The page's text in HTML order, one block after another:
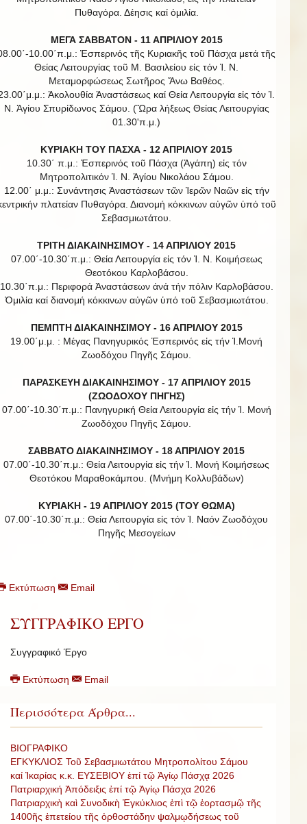
Πυθαγόρα. Δέησις καί ὁμιλία.
ΜΕΓΑ ΣΑΒΒΑΤΟΝ - 11 ΑΠΡΙΛΙΟΥ 2015
10.00΄π.μ.: Ἑσπερινός τῆς Κυριακῆς τοῦ Πάσχα μετά τῆς
Θείας Λειτουργίας τοῦ Μ. Βασιλείου εἰς τόν Ἱ. Ν.
Μεταμορφώσεως Σωτῆρος Ἄνω Βαθέος.
Ἀκολουθία Ἀναστάσεως καί Θεία Λειτουργία εἰς τόν Ἱ.
Ν. Ἁγίου Σπυρίδωνος Σάμου. (Ὣρα λήξεως Θείας Λειτουργίας
01.30'π.μ.)
ΚΥΡΙΑΚΗ ΤΟΥ ΠΑΣΧΑ - 12 ΑΠΡΙΛΙΟΥ 2015
10.30΄ π.μ.: Ἑσπερινός τοῦ Πάσχα (Ἀγάπη) εἰς τόν
Μητροπολιτικόν Ἱ. Ν. Ἁγίου Νικολάου Σάμου.
12.00΄ μ.μ.: Συνάντησις Ἀναστάσεων τῶν Ἱερῶν Ναῶν εἰς τήν
πλατείαν Πυθαγόρα. Διανομή κόκκινων αὐγῶν ὑπό τοῦ
Σεβασμιωτάτου.
ΤΡΙΤΗ ΔΙΑΚΑΙΝΗΣΙΜΟΥ - 14 ΑΠΡΙΛΙΟΥ 2015
07.00΄-10.30΄π.μ.: Θεία Λειτουργία εἰς τόν Ἱ. Ν. Κοιμήσεως
Θεοτόκου Καρλοβάσου.
10.30΄π.μ.: Περιφορά Ἀναστάσεων ἀνά τήν πόλιν Καρλοβάσου.
Ὁμιλία καί διανομή κόκκινων αὐγῶν ὑπό τοῦ Σεβασμιωτάτου.
ΠΕΜΠΤΗ ΔΙΑΚΑΙΝΗΣΙΜΟΥ - 16 ΑΠΡΙΛΙΟΥ 2015
19.00΄μ.μ. : Μέγας Πανηγυρικός Ἑσπερινός εἰς τήν Ἱ.Μονή
Ζωοδόχου Πηγῆς Σάμου.
ΠΑΡΑΣΚΕΥΗ ΔΙΑΚΑΙΝΗΣΙΜΟΥ - 17 ΑΠΡΙΛΙΟΥ 2015
(ΖΩΟΔΟΧΟΥ ΠΗΓΗΣ)
07.00΄-10.30΄π.μ.: Πανηγυρική Θεία Λειτουργία εἰς τήν Ἱ. Μονή
Ζωοδόχου Πηγῆς Σάμου.
ΣΑΒΒΑΤΟ ΔΙΑΚΑΙΝΗΣΙΜΟΥ - 18 ΑΠΡΙΛΙΟΥ 2015
07.00΄-10.30΄π.μ.: Θεία Λειτουργία εἰς τήν Ἱ. Μονή Κοιμήσεως
Θεοτόκου Μαραθοκάμπου. (Μνήμη Κολλυβάδων)
ΚΥΡΙΑΚΗ - 19 ΑΠΡΙΛΙΟΥ 2015 (ΤΟΥ ΘΩΜΑ)
07.00΄-10.30΄π.μ.: Θεία Λειτουργία εἰς τόν Ἱ. Ναόν Ζωοδόχου
Πηγῆς Μεσογείων
Εκτύπωση Email
ΣΥΓΓΡΑΦΙΚΟ ΕΡΓΟ
Συγγραφικό Έργο
Εκτύπωση Email
Περισσότερα Άρθρα...
ΒΙΟΓΡΑΦΙΚΟ
ΕΓΚΥΚΛΙΟΣ Τοῦ Σεβασμιωτάτου Μητροπολίτου Σάμου
καί Ἰκαρίας κ.κ. ΕΥΣΕΒΙΟΥ ἐπί τῷ Ἁγίῳ Πάσχᾳ 2026
Πατριαρχική Ἀπόδειξις ἐπί τῷ Ἁγίῳ Πάσχα 2026
Πατριαρχικὴ καὶ Συνοδικὴ Ἐγκύκλιος ἐπὶ τῷ ἑορτασμῷ τῆς
1400ῆς ἐπετείου τῆς ὀρθοστάδην ψαλμῳδήσεως τοῦ